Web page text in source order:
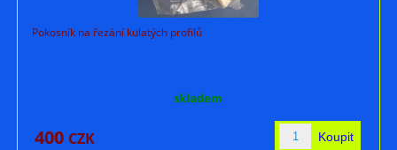
Pokosník na řezání kulatých profilů
skladem
400 CZK